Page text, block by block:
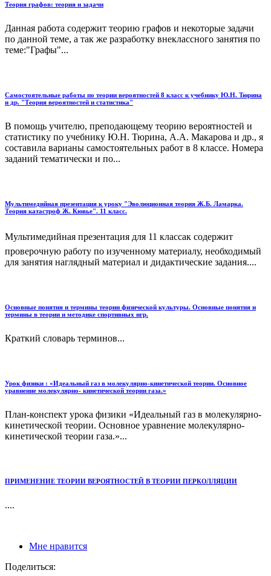
Теория графов: теория и задачи
Данная работа содержит теорию графов и некоторые задачи
по данной теме, а так же разработку внеклассного занятия по
теме:"Графы"...
Самостоятельные работы по теории вероятностей 8 класс к учебнику Ю.Н. Тюрина
и др. "Теория вероятностей и статистика"
В помощь учителю, преподающему теорию вероятностей и
статистику по учебнику Ю.Н. Тюрина, А.А. Макарова и др., я
составила варианы самостоятельных работ в 8 классе. Номера
заданий тематически и по...
Мультимедийная презентация к уроку "Эволюционная теория Ж.Б. Ламарка.
Теория катастроф Ж. Кювье". 11 класс.
Мультимедийная презентация для 11 классак содержит
проверочную работу по изученному материалу, необходимый
для занятия наглядный материал и дидактические задания....
Основные понятия и термины теории физической культуры. Основные понятия и
термины в теории и методике спортивных игр.
Краткий словарь терминов...
Урок физики : «Идеальный газ в молекулярно-кинетической теории. Основное
уравнение молекулярно- кинетической теории газа.»
План-конспект урока физики «Идеальный газ в молекулярно-
кинетической теории. Основное уравнение молекулярно-
кинетической теории газа.»...
ПРИМЕНЕНИЕ ТЕОРИИ ВЕРОЯТНОСТЕЙ В ТЕОРИИ ПЕРКОЛЛЯЦИИ
....
Мне нравится
Поделиться: